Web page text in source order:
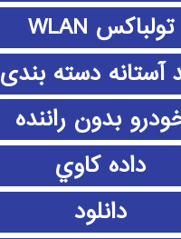
تولباکس WLAN
آستانه دسته بندی
بدون راننده
داده كاوي
دانلود